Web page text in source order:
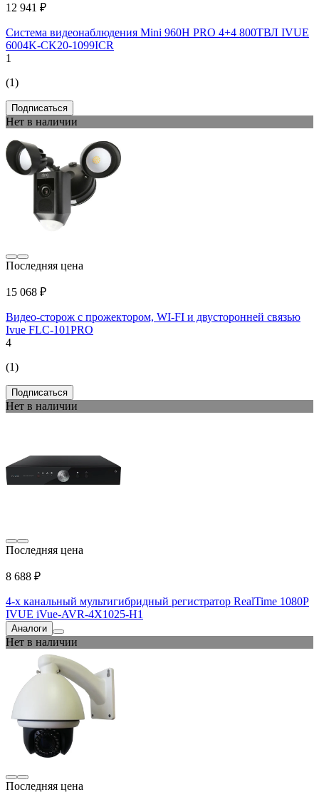
12 941 ₽
Система видеонаблюдения Mini 960Н PRO 4+4 800ТВЛ IVUE
6004K-CK20-1099ICR
1
(1)
Подписаться
Нет в наличии
Последняя цена
15 068 ₽
Видео-сторож с прожектором, WI-FI и двусторонней связью
Ivue FLC-101PRO
4
(1)
Подписаться
Нет в наличии
Последняя цена
8 688 ₽
4-х канальный мультигибридный регистратор RealTime 1080P
IVUE iVue-AVR-4X1025-Н1
Аналоги
Нет в наличии
Последняя цена